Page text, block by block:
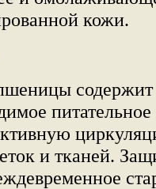
кожи.
и тканей.